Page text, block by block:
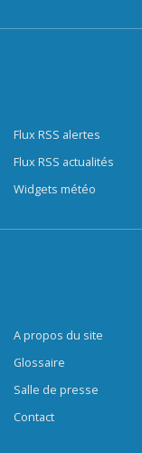
Flux RSS alertes
Flux RSS actualités
Widgets météo
A propos du site
Glossaire
Salle de presse
Contact